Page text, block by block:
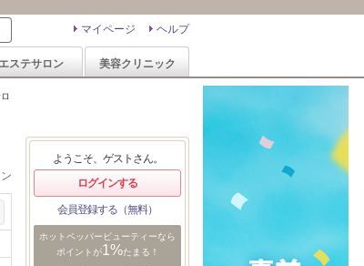
ヘルプ
マイページ
ステサロン 美容クリニック
ようこそ、ゲストさん。
ログインする
会員登録する（無料）
ホットペッパービューティーなら
ポイントが1%たまる！